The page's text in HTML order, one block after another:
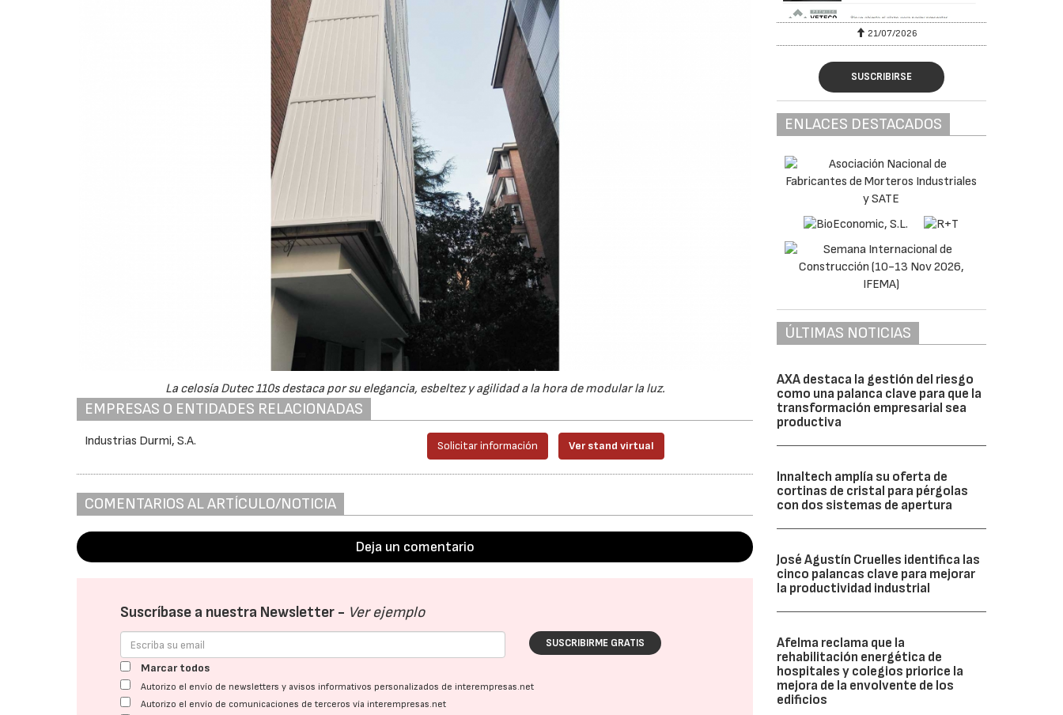
La celosía Dutec 110s destaca por su elegancia, esbeltez y agilidad a la hora de modular la luz.
EMPRESAS O ENTIDADES RELACIONADAS
Industrias Durmi, S.A. Solicitar información Ver stand virtual
COMENTARIOS AL ARTÍCULO/NOTICIA
Deja un comentario
Suscríbase a nuestra Newsletter - Ver ejemplo
SUSCRIBIRME GRATIS
Marcar todos
Autorizo el envío de newsletters y avisos informativos personalizados de interempresas.net
Autorizo el envío de comunicaciones de terceros vía interempresas.net
21/07/2026
SUSCRIBIRSE
ENLACES DESTACADOS
ÚLTIMAS NOTICIAS
AXA destaca la gestión del riesgo
como una palanca clave para que la
transformación empresarial sea
productiva
Innaltech amplía su oferta de
cortinas de cristal para pérgolas
con dos sistemas de apertura
José Agustín Cruelles identifica las
cinco palancas clave para mejorar
la productividad industrial
Afelma reclama que la
rehabilitación energética de
hospitales y colegios priorice la
mejora de la envolvente de los
edificios